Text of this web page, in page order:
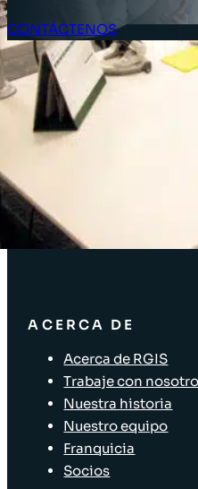
CONTÁCTENOS
SOLUCIONES
Soluciones para la
Soluciones para el
ACERCA DE
Acerca de RGIS
Trabaje con
Nuestra historia
Nuestro equipo
Franquicia
Socios